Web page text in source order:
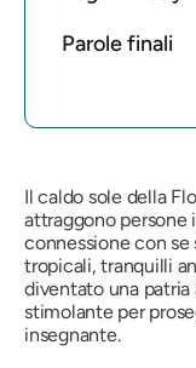
Parole finali
Il caldo sole della
attraggono persone
connessione con se
tropicali, tranquilli
diventato una
stimolante per
insegnante.